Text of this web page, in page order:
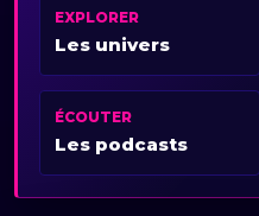
EXPLORER
Les univers
ÉCOUTER
Les podcasts